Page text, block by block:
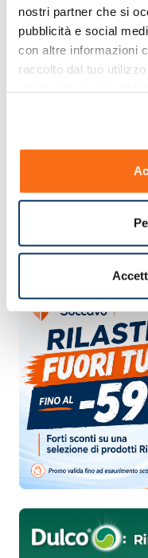
nostri partner che si
pubblicità e social
con altre informazioni
raccolto dal tuo